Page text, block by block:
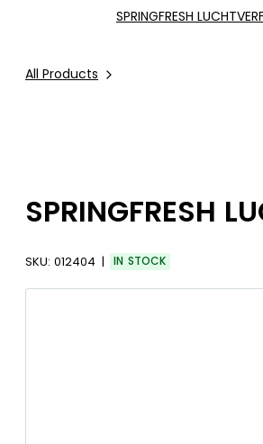
All Products
SPRINGFRESH
SPRINGFRESH
SKU: 012404 IN STOCK